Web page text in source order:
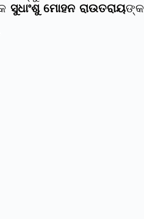
ସୁଧାଂଶୁ ମୋହନ ରାଉତରାୟଙ୍କ